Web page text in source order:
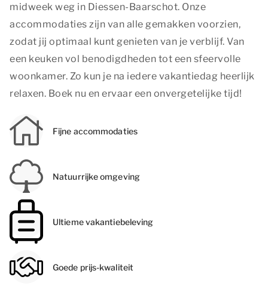
midweek weg in Diessen-Baarschot. Onze
accommodaties zijn van alle gemakken voorzien,
zodat jij optimaal kunt genieten van je verblijf. Van
een keuken vol benodigdheden tot een sfeervolle
woonkamer. Zo kun je na iedere vakantiedag heerlijk
relaxen. Boek nu en ervaar een onvergetelijke tijd!
Fijne accommodaties
Natuurrijke omgeving
Ultieme vakantiebeleving
Goede prijs-kwaliteit